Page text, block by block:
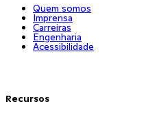
Quem somos
Imprensa
Carreiras
Engenharia
Acessibilidade
Recursos